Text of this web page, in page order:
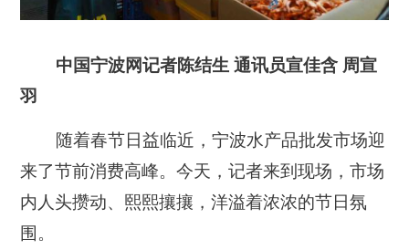
中国宁波网记者陈结生 通讯员宣佳含 周宣
羽
随着春节日益临近，宁波水产品批发市场迎
来了节前消费高峰。今天，记者来到现场，市场
内人头攒动、熙熙攘攘，洋溢着浓浓的节日氛
围。